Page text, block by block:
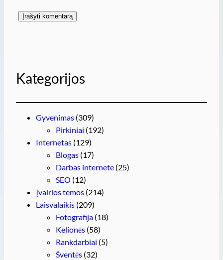
Kategorijos
Gyvenimas (309)
Pirkiniai (192)
Internetas (129)
Blogas (17)
Darbas internete (25)
SEO (12)
Įvairios temos (214)
Laisvalaikis (209)
Fotografija (18)
Kelionės (58)
Rankdarbiai (5)
Šventės (32)